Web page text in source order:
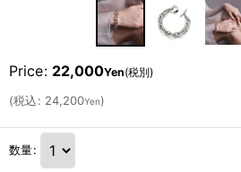
Price: 22,000Yen(税別)
(税込: 24,200Yen)
数量: